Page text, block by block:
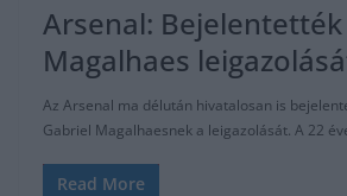
Arsenal:
Magalhaes
Az Arsenal ma délután hivatalosan is
Gabriel Magalhaesnek a leigazolását. A 22
Read More